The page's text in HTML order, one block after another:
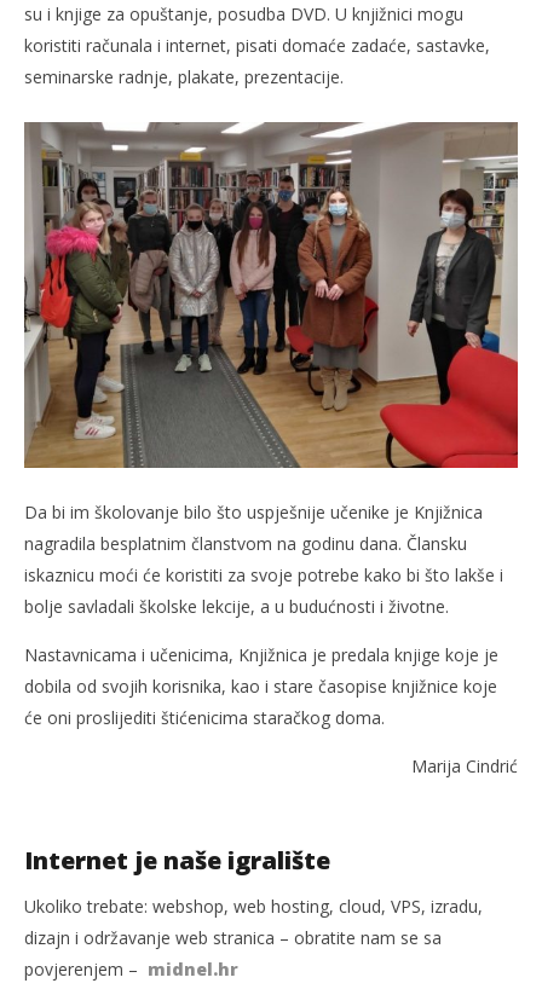
su i knjige za opuštanje, posudba DVD. U knjižnici mogu
koristiti računala i internet, pisati domaće zadaće, sastavke,
seminarske radnje, plakate, prezentacije.
Da bi im školovanje bilo što uspješnije učenike je Knjižnica
nagradila besplatnim članstvom na godinu dana. Člansku
iskaznicu moći će koristiti za svoje potrebe kako bi što lakše i
bolje savladali školske lekcije, a u budućnosti i životne.
Nastavnicama i učenicima, Knjižnica je predala knjige koje je
dobila od svojih korisnika, kao i stare časopise knjižnice koje
će oni proslijediti štićenicima staračkog doma.
Marija Cindrić
Internet je naše igralište
Ukoliko trebate: webshop, web hosting, cloud, VPS, izradu,
dizajn i održavanje web stranica – obratite nam se sa
povjerenjem – midnel.hr